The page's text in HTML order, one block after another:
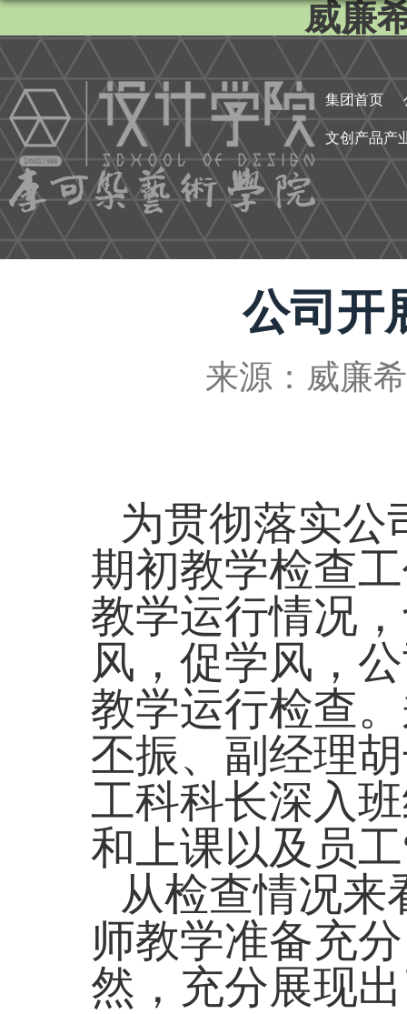
威廉
集团首页
文创产品产
公司开
来源：威廉
为贯彻落实公
期初教学检查
教学运行情况
风，促学风，
教学运行检查
丕振、副经理
工科科长深入
和上课以及员
从检查情况来
师教学准备充
然，充分展现